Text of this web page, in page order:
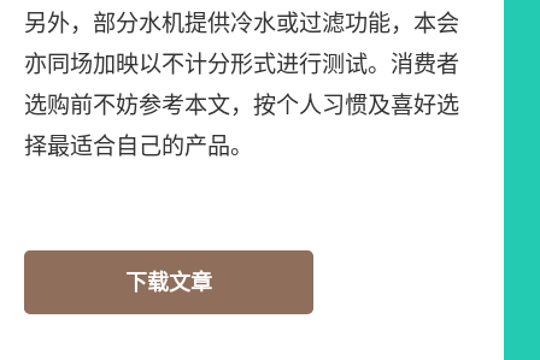
另外，部分水机提供冷水或过滤功能，本会
亦同场加映以不计分形式进行测试。消费者
选购前不妨参考本文，按个人习惯及喜好选
择最适合自己的产品。
下载文章